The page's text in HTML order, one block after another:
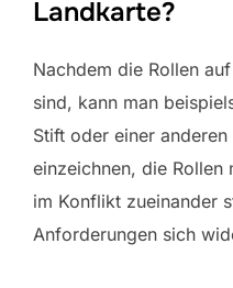
Landkarte?
Nachdem die Rollen
sind, kann man
Stift oder einer
einzeichnen, die
im Konflikt zueinander
Anforderungen sich